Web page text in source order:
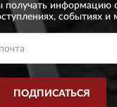
получать информацию
событиях и
ПОДПИСАТЬСЯ